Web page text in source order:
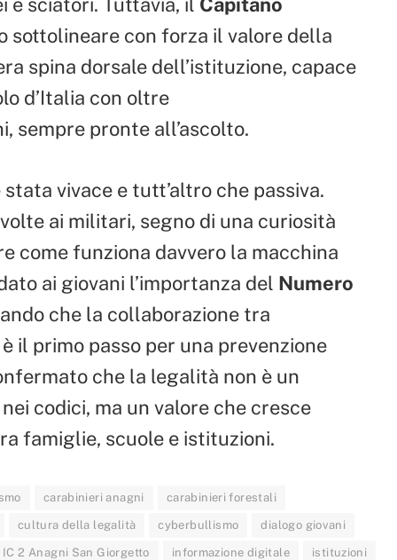
sottolineare con forza il valore della
spina dorsale dell’istituzione, capace
d’Italia con oltre
sempre pronte all’ascolto.
vivace e tutt’altro che passiva.
ai militari, segno di una curiosità
come funziona davvero la macchina
ai giovani l’importanza del Numero
che la collaborazione tra
il primo passo per una prevenzione
che la legalità non è un
codici, ma un valore che cresce
famiglie, scuole e istituzioni.
carabinieri anagni carabinieri forestali
cultura della legalità cyberbullismo dialogo giovani
IC 2 Anagni San Giorgetto informazione digitale istituzioni